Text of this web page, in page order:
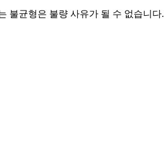
불균형은 불량 사유가 될 수 없습니다.